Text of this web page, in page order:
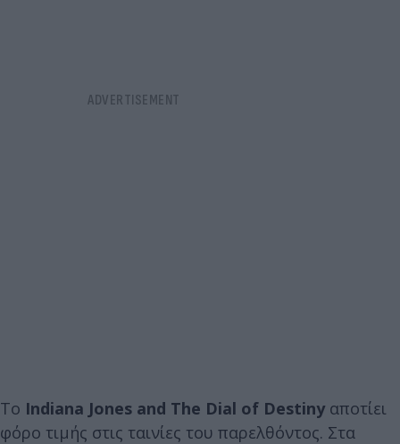
Το Indiana Jones and The Dial of Destinyαποτίει
φόρο τιμής στις ταινίες του παρελθόντος. Στα